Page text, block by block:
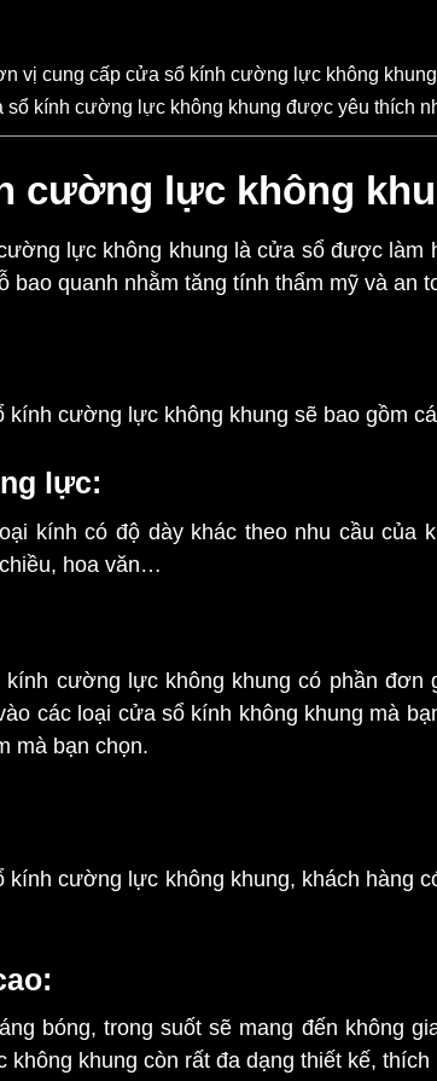
vị cung cấp cửa sổ kính cường lực không
sổ kính cường lực không khung được yêu thích
cường lực không
lực không khung là cửa sổ được làm
bao quanh nhằm tăng tính thẩm mỹ và an
kính cường lực không khung sẽ bao gồm
lực:
kính có độ dày khác theo nhu cầu của
hoa văn…
kính cường lực không khung có phần
các loại cửa sổ kính không khung mà
mà bạn chọn.
kính cường lực không khung, khách hàng
bóng, trong suốt sẽ mang đến không
khung còn rất đa dạng thiết kế,